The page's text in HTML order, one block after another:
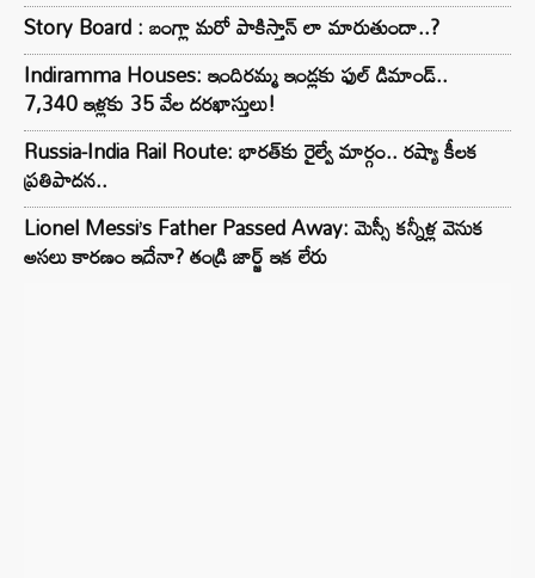
Story Board : బంగ్లా మరో పాకిస్తాన్ లా మారుతుందా..?
Indiramma Houses: ఇందిరమ్మ ఇండ్లకు ఫుల్ డిమాండ్..
7,340 ఇళ్లకు 35 వేల దరఖాస్తులు!
Russia-India Rail Route: భారత్‌కు రైల్వే మార్గం.. రష్యా కీలక
ప్రతిపాదన..
Lionel Messi’s Father Passed Away: మెస్సీ కన్నీళ్ల వెనుక
అసలు కారణం ఇదేనా? తండ్రి జార్జ్ ఇక లేరు